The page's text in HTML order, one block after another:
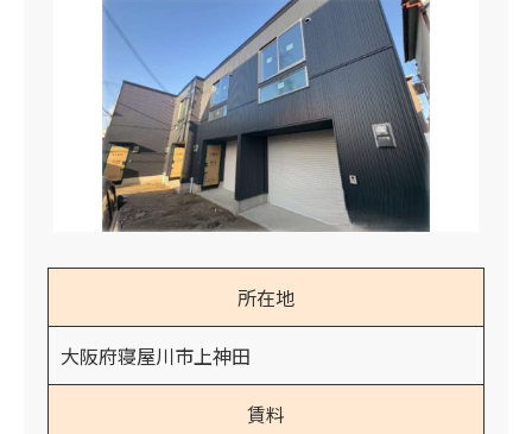
所在地
大阪府寝屋川市上神田
賃料